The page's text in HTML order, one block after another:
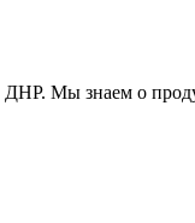
Мы знаем о